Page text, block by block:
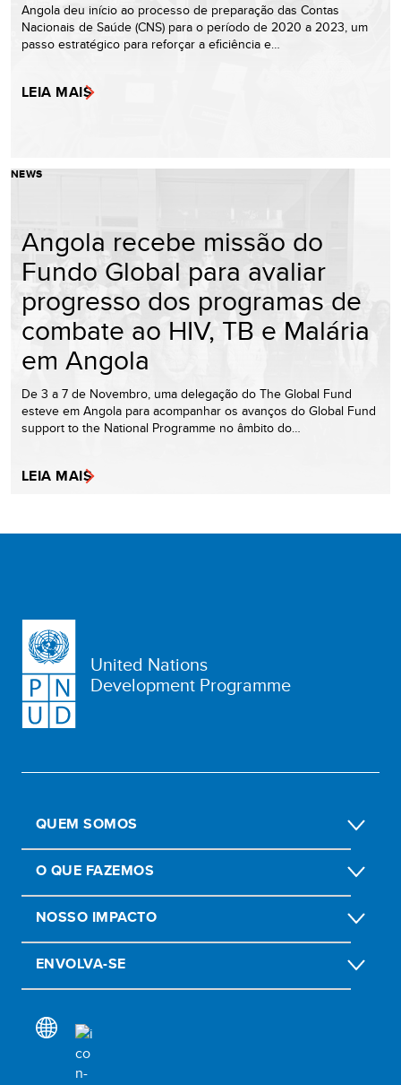
Angola deu início ao processo de preparação das Contas
Nacionais de Saúde (CNS) para o período de 2020 a 2023, um
passo estratégico para reforçar a eficiência e…
LEIA MAIS
NEWS
Angola recebe missão do
Fundo Global para avaliar
progresso dos programas de
combate ao HIV, TB e Malária
em Angola
De 3 a 7 de Novembro, uma delegação do The Global Fund
esteve em Angola para acompanhar os avanços do Global Fund
support to the National Programme no âmbito do…
LEIA MAIS
United Nations
Development Programme
QUEM SOMOS
O QUE FAZEMOS
NOSSO IMPACTO
ENVOLVA-SE